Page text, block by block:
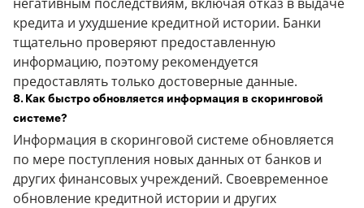
кредита и ухудшение кредитной истории. Банки
тщательно проверяют предоставленную
информацию, поэтому рекомендуется
предоставлять только достоверные данные.
8. Как быстро обновляется информация в скоринговой
системе?
Информация в скоринговой системе обновляется
по мере поступления новых данных от банков и
других финансовых учреждений. Своевременное
обновление кредитной истории и других